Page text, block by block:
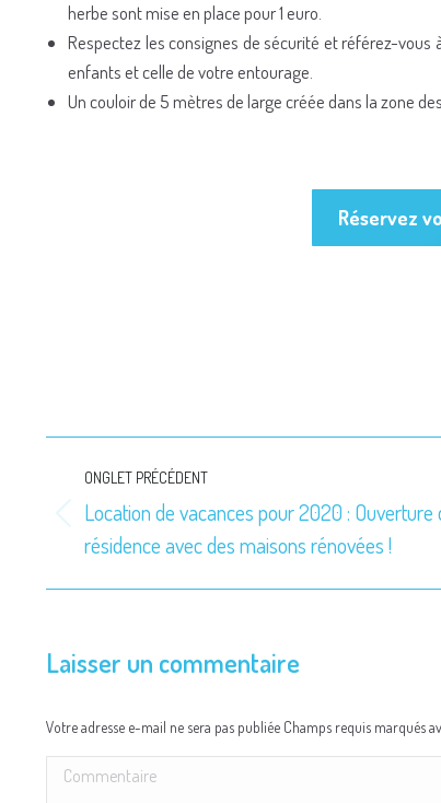
herbe sont mise en place pour 1 euro.
Respectez les consignes de sécurité et référez-
enfants et celle de votre entourage.
Un couloir de 5 mètres de large créée dans la zone
Réservez
Navigation
de
commentaire
ONGLET PRÉCÉDENT
Onglet
précédent
Location de vacances pour 2020 : Ouverture
résidence avec des maisons rénovées !
Laisser un commentaire
Votre adresse e-mail ne sera pas publiée Champs requis marqués
Commentaire